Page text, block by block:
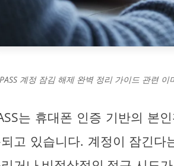
계정 잠김 해제 완벽 정리 가이드 관련 이
는 휴대폰 인증 기반의 본
고 있습니다. 계정이 잠긴다